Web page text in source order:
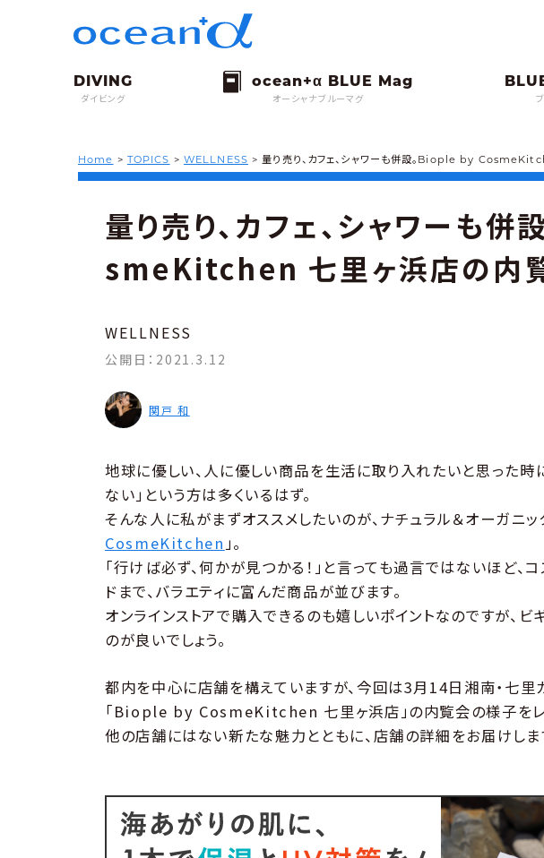
ダイビング オーシャナブルーマグ
Home > TOPICS > WELLNESS > 量り売り、カフェ、シャワーも併設。Biople by
量り売り、カフェ、シャワーも
smeKitchen 七里ヶ浜店の内
WELLNESS
公開日： 2021.3.12
関戸 和
地球に優しい、人に優しい商品を生活に取り入れたいと思った時
ない」という方は多くいるはず。
そんな人に私がまずオススメしたいのが、ナチュラル＆オーガニッ
CosmeKitchen 」。
「行けば必ず、何かが見つかる！」と言っても過言ではないほど、
ドまで、バラエティに富んだ商品が並びます。
オンラインストアで購入できるのも嬉しいポイントなのですが、
のが良いでしょう。
都内を中心に店舗を構えていますが、今回は3月14日湘南・七里
「Biople by CosmeKitchen 七里ヶ浜店」の内覧会の様子をレ
他の店舗にはない新たな魅力とともに、店舗の詳細をお届けしま